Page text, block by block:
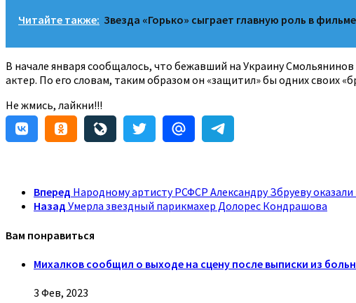
Читайте также: Звезда «Горько» сыграет главную роль в
В начале января сообщалось, что бежавший на Украину
актер. По его словам, таким образом он «защитил» бы одних своих
Не жмись, лайкни!!!
Вперед Народному артисту РСФСР Александру Збруеву
Назад Умерла звездный парикмахер Долорес Кондрашова
Вам понравиться
Михалков сообщил о выходе на сцену после выписки из
3 Фев, 2023